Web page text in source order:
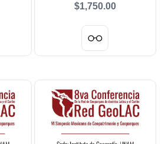
GEOPATRIMONIO Y
$1,750.00